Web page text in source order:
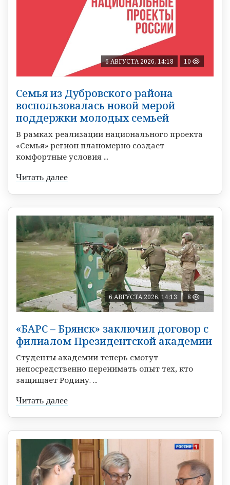
6 АВГУСТА 2026, 14:18 10
Семья из Дубровского района
воспользовалась новой мерой
поддержки молодых семьей
В рамках реализации национального проекта
«Семья» регион планомерно создает
комфортные условия ...
Читать далее
6 АВГУСТА 2026, 14:13 8
«БАРС – Брянск» заключил договор с
филиалом Президентской академии
Студенты академии теперь смогут
непосредственно перенимать опыт тех, кто
защищает Родину. ...
Читать далее